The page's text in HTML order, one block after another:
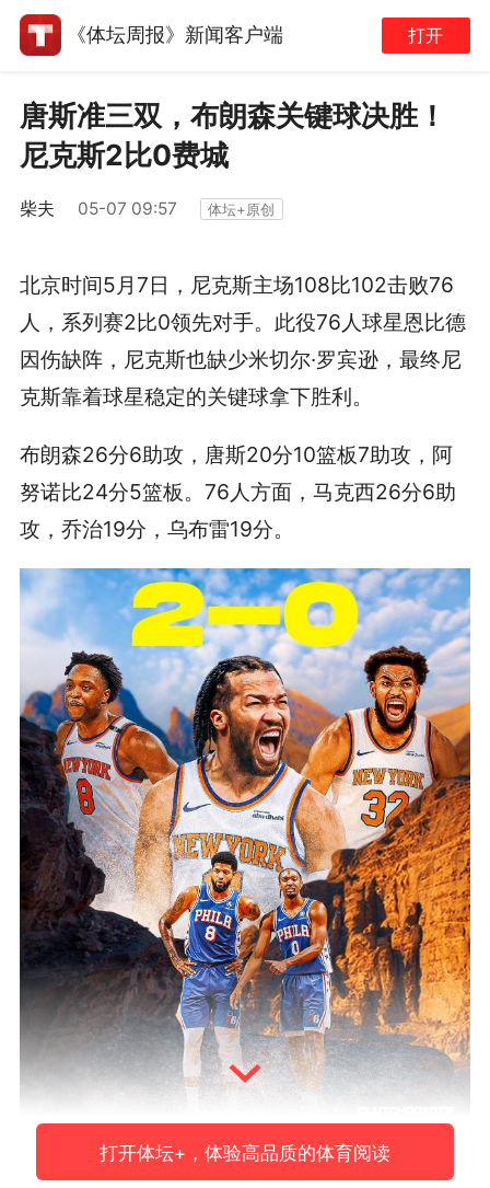
《体坛周报》新闻客户端 打开
唐斯准三双，布朗森关键球决胜！
尼克斯2比0费城
柴夫 05-07 09:57 体坛+原创
北京时间5月7日，尼克斯主场108比102击败76
人，系列赛2比0领先对手。此役76人球星恩比德
因伤缺阵，尼克斯也缺少米切尔·罗宾逊，最终尼
克斯靠着球星稳定的关键球拿下胜利。
布朗森26分6助攻，唐斯20分10篮板7助攻，阿
努诺比24分5篮板。76人方面，马克西26分6助
攻，乔治19分，乌布雷19分。
缺少恩比德的76人开场手感火热，全队单节三分
打开体坛+，体验高品质的体育阅读